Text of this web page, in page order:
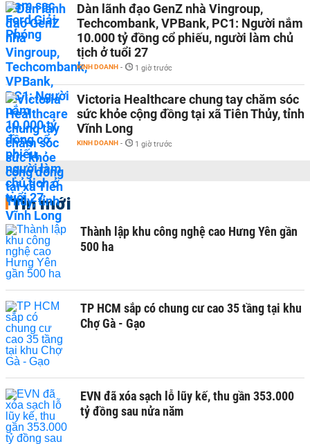
Dàn lãnh đạo GenZ nhà Vingroup,
Techcombank, VPBank, PC1: Người nắm
10.000 tỷ đồng cổ phiếu, người làm chủ
tịch ở tuổi 27
KINH DOANH - 1 giờ trước
Victoria Healthcare chung tay chăm sóc
sức khỏe cộng đồng tại xã Tiên Thủy, tỉnh
Vĩnh Long
KINH DOANH - 1 giờ trước
Tin mới
Thành lập khu công nghệ cao Hưng Yên gần
500 ha
TP HCM sắp có chung cư cao 35 tầng tại khu
Chợ Gà - Gạo
EVN đã xóa sạch lỗ lũy kế, thu gần 353.000
tỷ đồng sau nửa năm